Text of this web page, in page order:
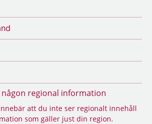
någon regional information
att du inte ser regionalt innehåll
som gäller just din region.